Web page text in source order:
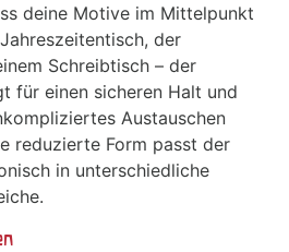
deine Motive im Mittelpunkt
der
Schreibtisch – der
für einen sicheren Halt und
Austauschen
reduzierte Form passt der
in unterschiedliche